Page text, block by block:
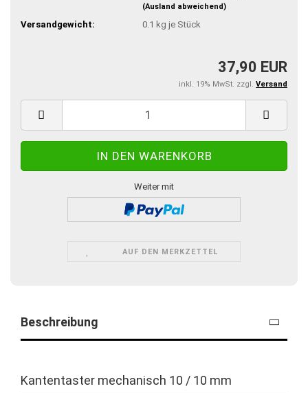
(Ausland abweichend)
Versandgewicht: 0.1 kg je Stück
37,90 EUR
inkl. 19% MwSt. zzgl. Versand
Weiter mit
AUF DEN MERKZETTEL
Beschreibung
Kantentaster mechanisch 10 / 10 mm